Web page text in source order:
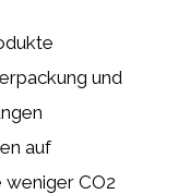
und
auf
weniger CO2